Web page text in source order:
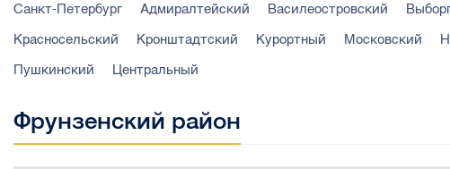
Санкт-Петербург Адмиралтейский Василеостровский
Красносельский
Кронштадтский Курортный Московский
Пушкинский
Центральный
Фрунзенский район